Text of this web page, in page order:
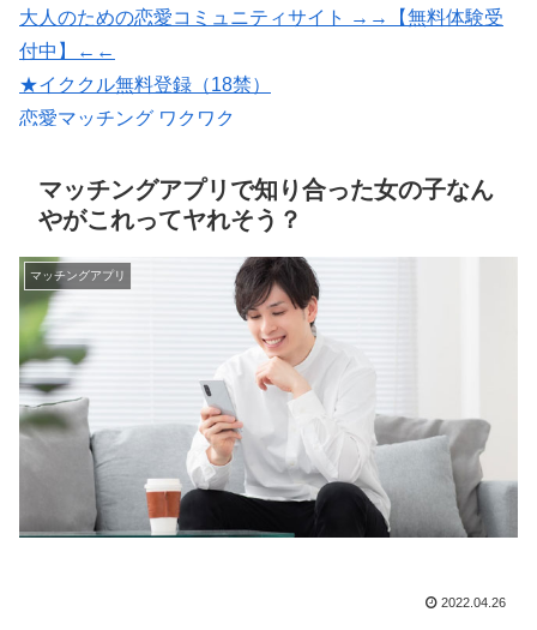
大人のための恋愛コミュニティサイト →→【無料体験受
付中】←←
★イククル無料登録（18禁）
恋愛マッチング ワクワク
集/R18
マッチングアプリで知り合った女の子なん
やがこれってヤれそう？
マッチングアプリ
2022.04.26